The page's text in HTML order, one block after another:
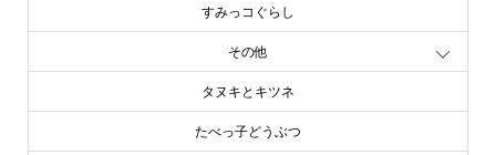
すみっコぐらし
その他
タヌキとキツネ
たべっ子どうぶつ